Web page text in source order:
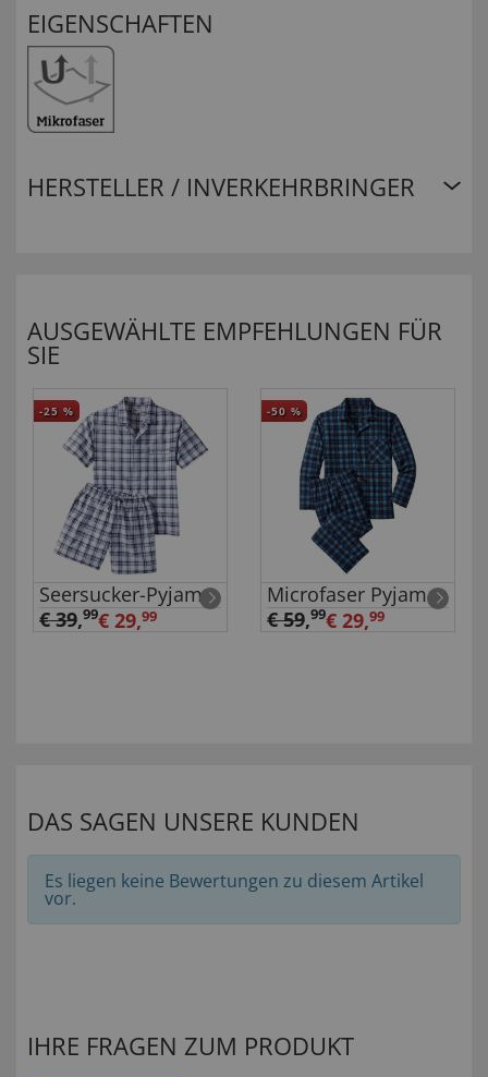
EIGENSCHAFTEN
HERSTELLER / INVERKEHRBRINGER
AUSGEWÄHLTE EMPFEHLUNGEN FÜR
SIE
-25 %
Seersucker-Pyjama
€ 39,99€ 29,99
-50 %
Microfaser Pyjama
€ 59,99€ 29,99
DAS SAGEN UNSERE KUNDEN
Es liegen keine Bewertungen zu diesem Artikel
vor.
IHRE FRAGEN ZUM PRODUKT